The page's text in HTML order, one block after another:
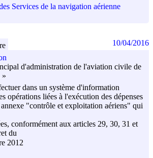
Services de la navigation aérienne
d'administration de l'aviation civile de
»
dans un système d'information
opérations liées à l'exécution des dépenses
"contrôle et exploitation aériens" qui
conformément aux articles 29, 30, 31 et
du
2012
10/04/2016